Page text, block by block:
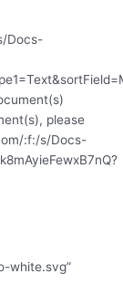
Docs-
please
:f:/s/Docs-
white.svg”